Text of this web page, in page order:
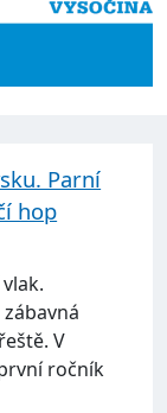
Parní
hop
V
ročník